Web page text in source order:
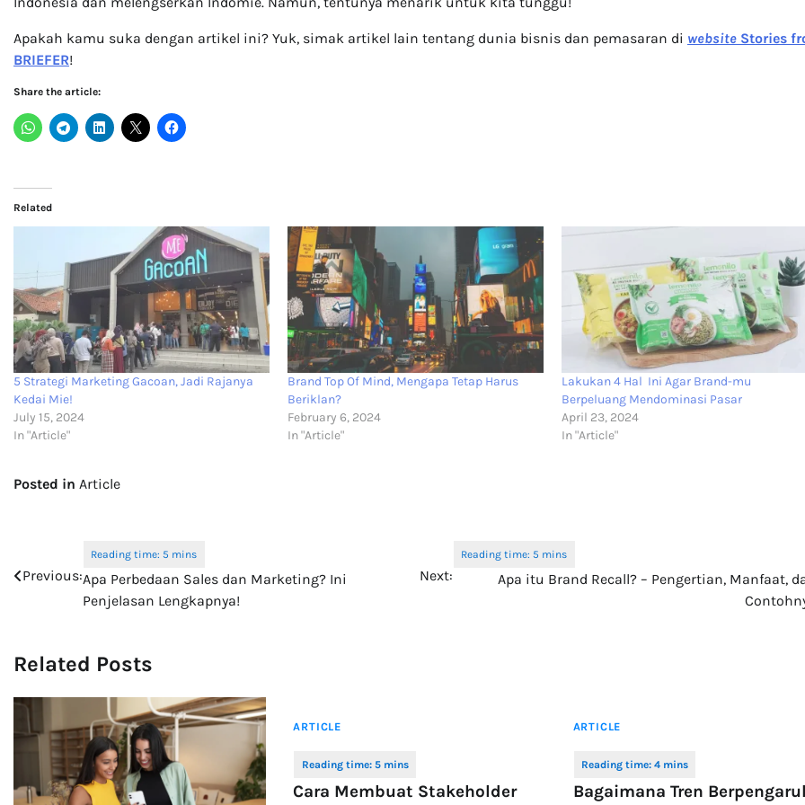
Apakah kamu suka dengan artikel ini? Yuk, simak artikel lain tentang dunia bisnis dan pemasaran di website Stories
BRIEFER!
Share the article:
Related
5 Strategi Marketing Gacoan, Jadi Rajanya
Kedai Mie!
July 15, 2024
In "Article"
Brand Top Of Mind, Mengapa Tetap Harus
Beriklan?
February 6, 2024
In "Article"
Lakukan 4 Hal Ini Agar Brand-mu
Berpeluang Mendominasi Pasar
April 23, 2024
In "Article"
Posted in Article
navigation
Previous:Apa Perbedaan Sales dan Marketing? Ini
Penjelasan Lengkapnya!
Next:
Apa itu Brand Recall? – Pengertian, Manfaat,
Related Posts
ARTICLE
Cara Membuat Stakeholder
ARTICLE
Bagaimana Tren